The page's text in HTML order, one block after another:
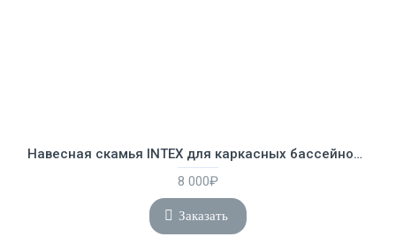
Навесная скамья INTEX для каркасных бассейнов, 28053
8 000₽
Заказать